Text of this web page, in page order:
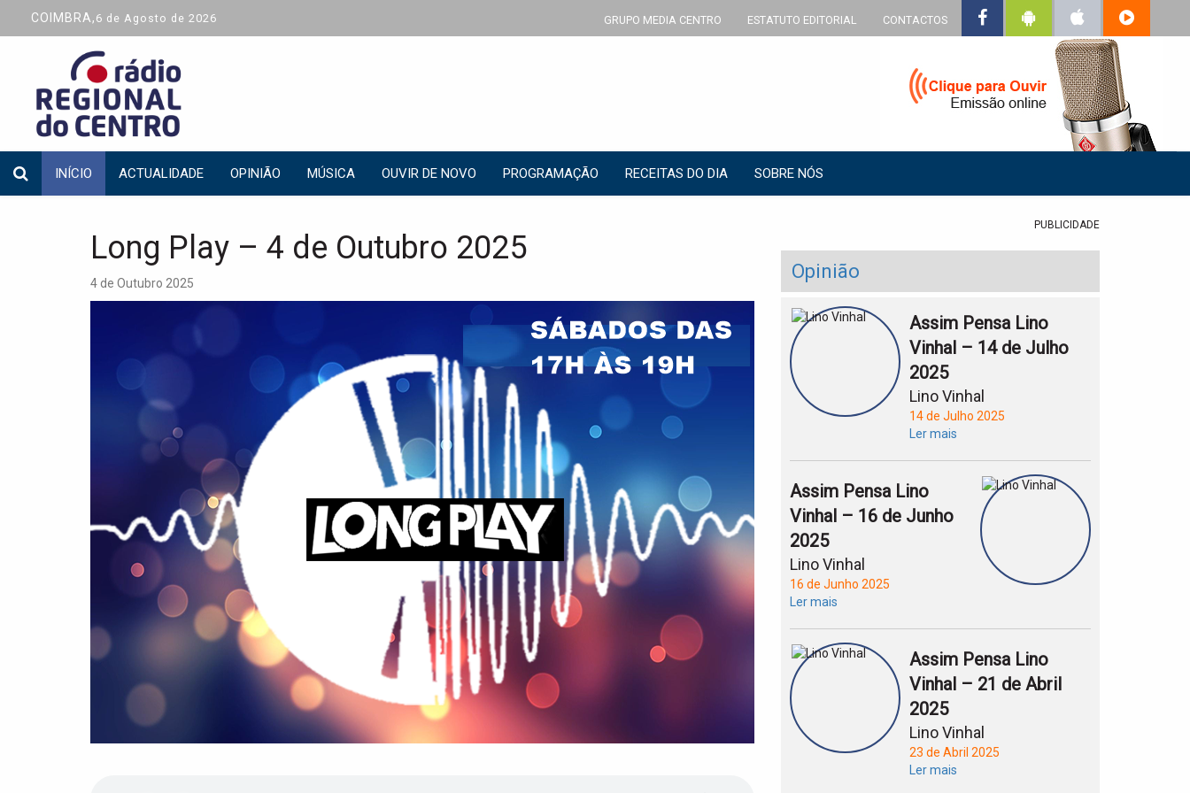
COIMBRA, 6 de Agosto de 2026 GRUPO MEDIA CENTRO ESTATUTO EDITORIAL CONTACTOS
INÍCIO ACTUALIDADE OPINIÃO MÚSICA OUVIR DE NOVO PROGRAMAÇÃO RECEITAS DO DIA SOBRE NÓS
Long Play – 4 de Outubro 2025
4 de Outubro 2025
PUBLICIDADE
Opinião
Assim Pensa Lino
Vinhal – 14 de Julho
2025
Lino Vinhal
14 de Julho 2025
Ler mais
Assim Pensa Lino
Vinhal – 16 de Junho
2025
Lino Vinhal
16 de Junho 2025
Ler mais
Assim Pensa Lino
Vinhal – 21 de Abril
2025
Lino Vinhal
23 de Abril 2025
Ler mais